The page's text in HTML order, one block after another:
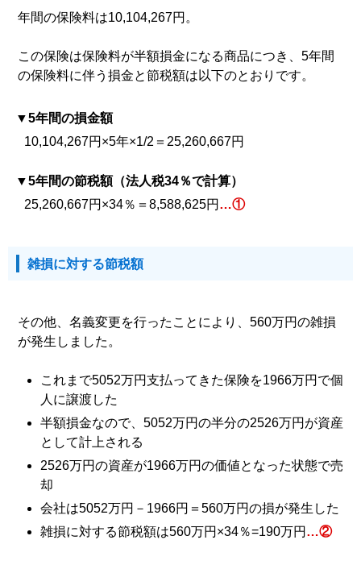
年間の保険料は10,104,267円。
この保険は保険料が半額損金になる商品につき、5年間
の保険料に伴う損金と節税額は以下のとおりです。
5年間の損金額
10,104,267円×5年×1/2＝25,260,667円
5年間の節税額（法人税34％で計算）
25,260,667円×34％＝8,588,625円 …①
雑損に対する節税額
その他、名義変更を行ったことにより、560万円の雑損
が発生しました。
これまで5052万円支払ってきた保険を1966万円で個
人に譲渡した
半額損金なので、5052万円の半分の2526万円が資産
として計上される
2526万円の資産が1966万円の価値となった状態で売
却
会社は5052万円－1966円＝560万円の損が発生した
雑損に対する節税額は560万円×34％=190万円 …②